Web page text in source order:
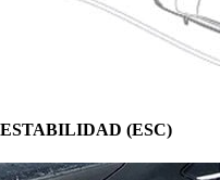
(ESC)